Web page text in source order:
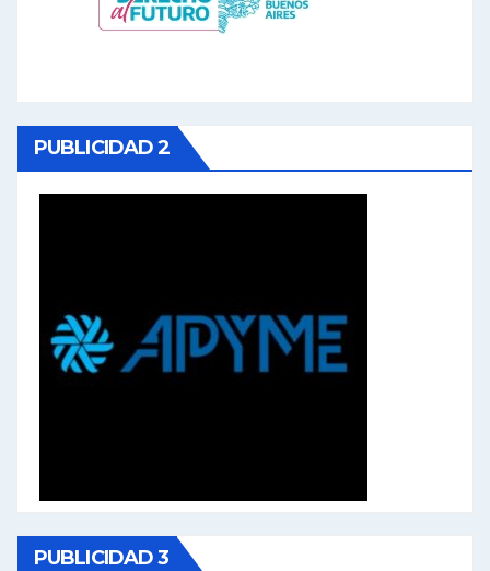
PUBLICIDAD 2
PUBLICIDAD 3